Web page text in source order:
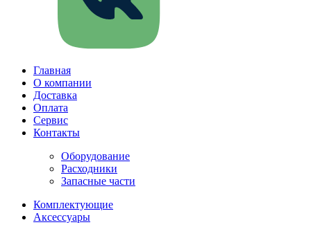
Главная
О компании
Доставка
Оплата
Сервис
Контакты
Оборудование
Расходники
Запасные части
Комплектующие
Аксессуары